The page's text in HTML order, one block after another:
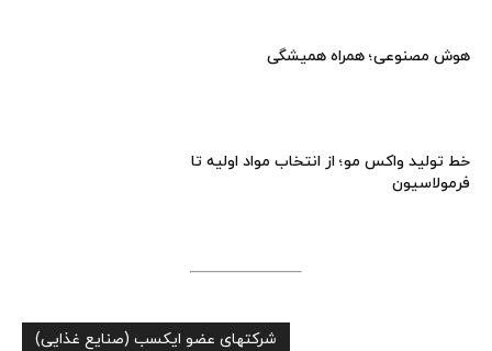
هوش مصنوعی؛ همراه همیشگی
خط تولید واکس مو؛ از انتخاب مواد اولیه تا
فرمولاسیون
شرکتهای عضو ایکسب (صنایع غذایی)